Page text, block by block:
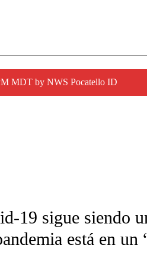
MDT by NWS Pocatello ID
NOTIFICATIONS ABOUT NEW PAGES
19 sigue siendo
está en un